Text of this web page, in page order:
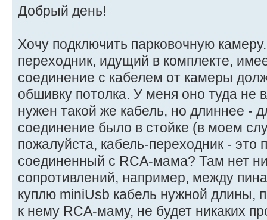
Добрый день!
Хочу подключить парковочную
переходник, идущий в комплекте,
соединение с кабелем от камеры
обшивку потолка. У меня оно туда не
нужен такой же кабель, но длиннее -
соединение было в стойке (в моем
пожалуйста, кабель-переходник -
соединенный с RCA-мама? Там нет
сопротивлений, например, между
куплю miniUsb кабель нужной длины,
к нему RCA-маму, не будет никаких